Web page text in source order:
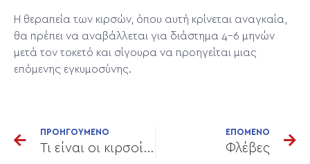
Η θεραπεία των κιρσών, όπου αυτή κρίνεται αναγκαία,
θα πρέπει να αναβάλλεται για διάστημα 4-6 μηνών
μετά τον τοκετό και σίγουρα να προηγείται μιας
επόμενης εγκυμοσύνης.
ΠΡΟΗΓΟΥΜΕΝΟ
Τι είναι οι κιρσοί και ποια η σύγχρονη θεραπεία τους;
ΕΠΟΜΕΝΟ
Φλέβες